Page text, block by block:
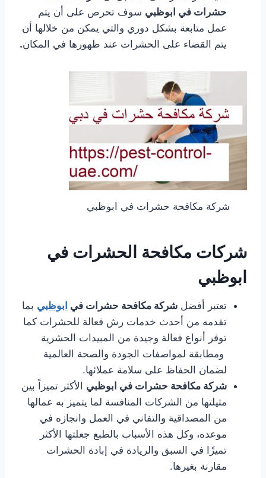
حشرات في ابوظبي سوف تحرص على أن يتم
عمل متابعة بشكل دوري والتي يمكن من خلالها أن
يتم القضاء على الحشرات عند ظهورها في المكان.
شركة مكافحة حشرات في ابوظبي
شركات مكافحة الحشرات في
ابوظبي
تعتبر أفضل شركة مكافحة حشرات في ابوظبي بما
تقدمه من أحدث خدمات رش فعالة للحشرات كما
توفر أنواع فعالة وجيدة من المبيدات الحشرية
ومطابقة لمواصفات الجودة والصحة العالمية
لضمان الحفاظ على سلامة عملائها.
شركة مكافحة حشرات في ابوظبي الأكثر تميزاً بين
مثيلتها من الشركات المنافسة لما يتميز به عمالها
من المصداقية والتفاني في العمل وانجازه في
موعده، وكل هذه الأسباب بالطبع جعلتها الأكثر
تميزًا في السبق والريادة في إبادة الحشرات
مقارنة بغيرها.